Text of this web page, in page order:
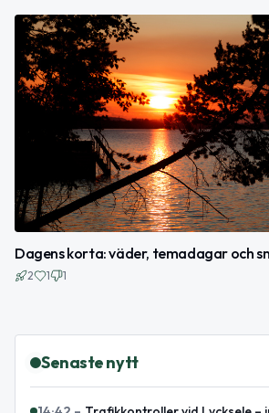
Dagens korta: väder, temadagar och
2 1 1
Senaste nytt